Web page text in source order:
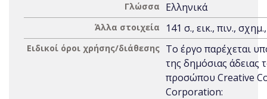
Γλώσσα Ελληνικά
Άλλα στοιχεία 141 σ., εικ., πιν.,
Ειδικοί όροι χρήσης/διάθεσης Το έργο παρέχεται
της δημόσιας άδειας
προσώπου Creative
Corporation: